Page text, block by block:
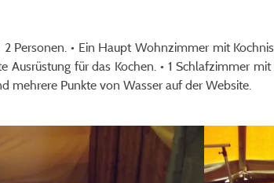
• Ein Haupt Wohnzimmer mit
Ausrüstung für das Kochen. • 1 Schlafzimmer
mehrere Punkte von Wasser auf der Website.